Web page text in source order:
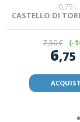
0,75 L
CASTELLO DI
7,50 € (-
6,75